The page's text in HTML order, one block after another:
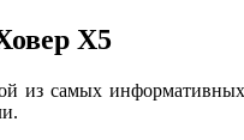
Х5
из самых